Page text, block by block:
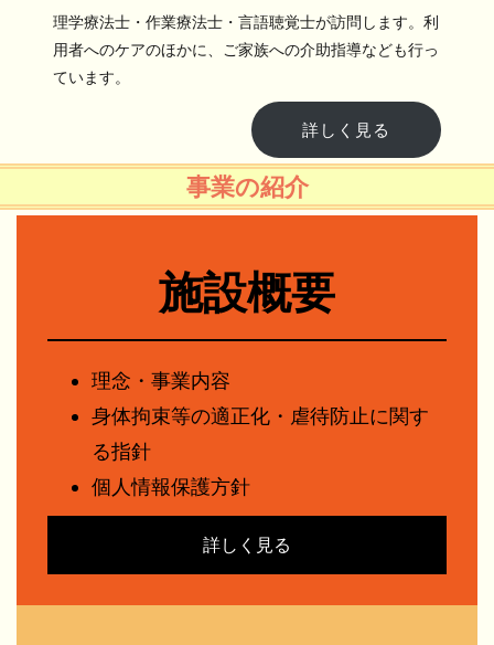
理学療法士・作業療法士・言語聴覚士が訪問します。利
用者へのケアのほかに、ご家族への介助指導なども行っ
ています。
詳しく見る
事業の紹介
施設概要
理念・事業内容
身体拘束等の適正化・虐待防止に関す
る指針
個人情報保護方針
詳しく見る